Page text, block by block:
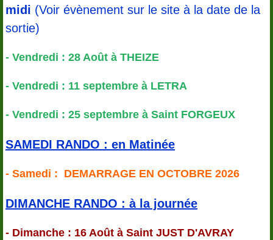
midi (Voir évènement sur le site à la date de la
sortie)
- Vendredi : 28 Août à THEIZE
- Vendredi : 11 septembre à LETRA
- Vendredi : 25 septembre à Saint FORGEUX
SAMEDI RANDO : en Matinée
- Samedi : DEMARRAGE EN OCTOBRE 2026
DIMANCHE RANDO : à la journée
- Dimanche : 16 Août à Saint JUST D'AVRAY